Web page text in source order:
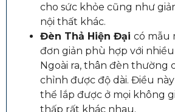
cho sức khỏe cũng như
nội thất khác.
Đèn Thả Hiện Đại có mẫu
đơn giản phù hợp với
Ngoài ra, thân đèn thường
chỉnh được độ dài. Điều
thể lắp được ở mọi không
thấp rất khác nhau.